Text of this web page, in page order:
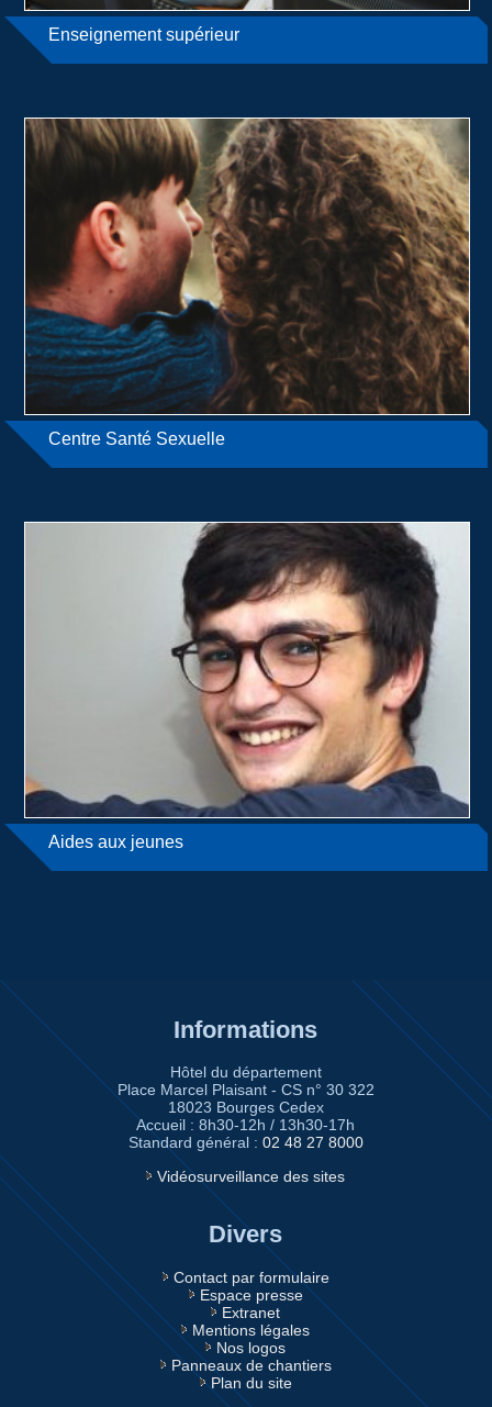
Enseignement supérieur
Centre Santé Sexuelle
Aides aux jeunes
Informations
Hôtel du département
Place Marcel Plaisant - CS n° 30 322
18023 Bourges Cedex
Accueil : 8h30-12h / 13h30-17h
Standard général : 02 48 27 8000
Vidéosurveillance des sites
Divers
Contact par formulaire
Espace presse
Extranet
Mentions légales
Nos logos
Panneaux de chantiers
Plan du site